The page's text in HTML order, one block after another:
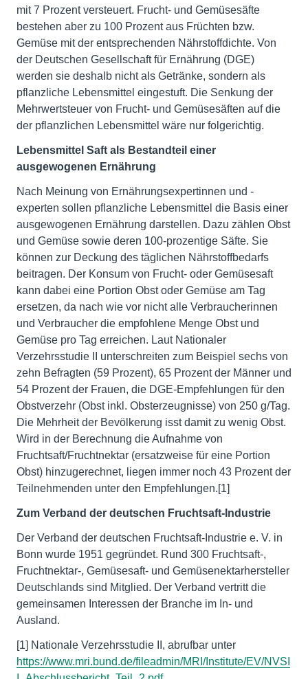
mit 7 Prozent versteuert. Frucht- und Gemüsesäfte
bestehen aber zu 100 Prozent aus Früchten bzw.
Gemüse mit der entsprechenden Nährstoffdichte. Von
der Deutschen Gesellschaft für Ernährung (DGE)
werden sie deshalb nicht als Getränke, sondern als
pflanzliche Lebensmittel eingestuft. Die Senkung der
Mehrwertsteuer von Frucht- und Gemüsesäften auf die
der pflanzlichen Lebensmittel wäre nur folgerichtig.
Lebensmittel Saft als Bestandteil einer
ausgewogenen Ernährung
Nach Meinung von Ernährungsexpertinnen und -
experten sollen pflanzliche Lebensmittel die Basis einer
ausgewogenen Ernährung darstellen. Dazu zählen Obst
und Gemüse sowie deren 100-prozentige Säfte. Sie
können zur Deckung des täglichen Nährstoffbedarfs
beitragen. Der Konsum von Frucht- oder Gemüsesaft
kann dabei eine Portion Obst oder Gemüse am Tag
ersetzen, da nach wie vor nicht alle Verbraucherinnen
und Verbraucher die empfohlene Menge Obst und
Gemüse pro Tag erreichen. Laut Nationaler
Verzehrsstudie II unterschreiten zum Beispiel sechs von
zehn Befragten (59 Prozent), 65 Prozent der Männer und
54 Prozent der Frauen, die DGE-Empfehlungen für den
Obstverzehr (Obst inkl. Obsterzeugnisse) von 250 g/Tag.
Die Mehrheit der Bevölkerung isst damit zu wenig Obst.
Wird in der Berechnung die Aufnahme von
Fruchtsaft/Fruchtnektar (ersatzweise für eine Portion
Obst) hinzugerechnet, liegen immer noch 43 Prozent der
Teilnehmenden unter den Empfehlungen.[1]
Zum Verband der deutschen Fruchtsaft-Industrie
Der Verband der deutschen Fruchtsaft-Industrie e. V. in
Bonn wurde 1951 gegründet. Rund 300 Fruchtsaft-,
Fruchtnektar-, Gemüsesaft- und Gemüsenektarhersteller
Deutschlands sind Mitglied. Der Verband vertritt die
gemeinsamen Interessen der Branche im In- und
Ausland.
[1] Nationale Verzehrsstudie II, abrufbar unter
https://www.mri.bund.de/fileadmin/MRI/Institute/EV/NVSI